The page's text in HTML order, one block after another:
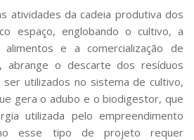
atividades da cadeia produtiva dos
espaço, englobando o cultivo, a
alimentos e a comercialização de
abrange o descarte dos resíduos
utilizados no sistema de cultivo,
gera o adubo e o biodigestor, que
utilizada pelo empreendimento
esse tipo de projeto requer